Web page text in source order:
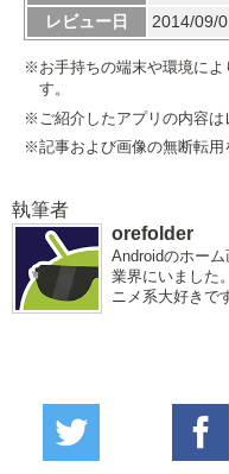
レビュー日
2014/09/
※お手持ちの端末や環境によ
す。
※ご紹介したアプリの内容は
※記事および画像の無断転用
執筆者
orefolder
Androidのホー
業界にいました
ニメ系大好きで